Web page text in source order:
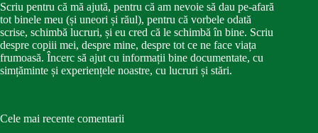
Scriu pentru că mă ajută, pentru că am nevoie să dau pe-afară
tot binele meu (și uneori și răul), pentru că vorbele odată
scrise, schimbă lucruri, și eu cred că le schimbă în bine. Scriu
despre copiii mei, despre mine, despre tot ce ne face viața
frumoasă. Încerc să ajut cu informații bine documentate, cu
simțăminte și experiențele noastre, cu lucruri și stări.
Cele mai recente comentarii